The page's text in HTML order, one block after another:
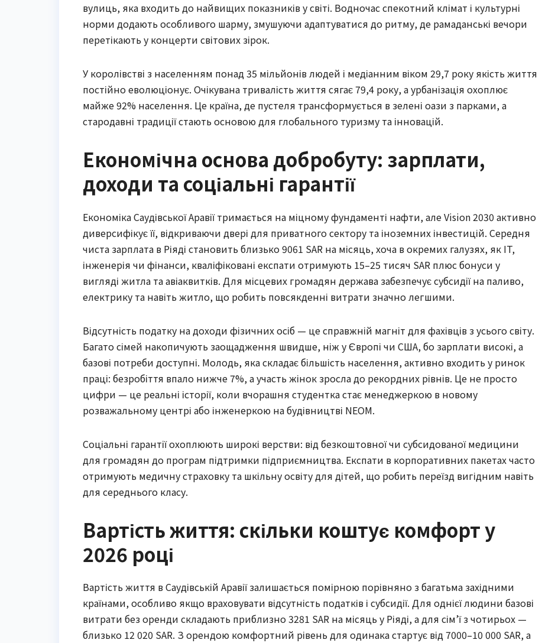
вулиць, яка входить до найвищих показників у світі. Водночас спекотний клімат і культурні
норми додають особливого шарму, змушуючи адаптуватися до ритму, де рамаданські вечори
перетікають у концерти світових зірок.
У королівстві з населенням понад 35 мільйонів людей і медіанним віком 29,7 року якість життя
постійно еволюціонує. Очікувана тривалість життя сягає 79,4 року, а урбанізація охоплює
майже 92% населення. Це країна, де пустеля трансформується в зелені оази з парками, а
стародавні традиції стають основою для глобального туризму та інновацій.
Економічна основа добробуту: зарплати,
доходи та соціальні гарантії
Економіка Саудівської Аравії тримається на міцному фундаменті нафти, але Vision 2030 активно
диверсифікує її, відкриваючи двері для приватного сектору та іноземних інвестицій. Середня
чиста зарплата в Ріяді становить близько 9061 SAR на місяць, хоча в окремих галузях, як IT,
інженерія чи фінанси, кваліфіковані експати отримують 15–25 тисяч SAR плюс бонуси у
вигляді житла та авіаквитків. Для місцевих громадян держава забезпечує субсидії на паливо,
електрику та навіть житло, що робить повсякденні витрати значно легшими.
Відсутність податку на доходи фізичних осіб — це справжній магніт для фахівців з усього світу.
Багато сімей накопичують заощадження швидше, ніж у Європі чи США, бо зарплати високі, а
базові потреби доступні. Молодь, яка складає більшість населення, активно входить у ринок
праці: безробіття впало нижче 7%, а участь жінок зросла до рекордних рівнів. Це не просто
цифри — це реальні історії, коли вчорашня студентка стає менеджеркою в новому
розважальному центрі або інженеркою на будівництві NEOM.
Соціальні гарантії охоплюють широкі верстви: від безкоштовної чи субсидованої медицини
для громадян до програм підтримки підприємництва. Експати в корпоративних пакетах часто
отримують медичну страховку та шкільну освіту для дітей, що робить переїзд вигідним навіть
для середнього класу.
Вартість життя: скільки коштує комфорт у
2026 році
Вартість життя в Саудівській Аравії залишається помірною порівняно з багатьма західними
країнами, особливо якщо враховувати відсутність податків і субсидії. Для однієї людини базові
витрати без оренди складають приблизно 3281 SAR на місяць у Ріяді, а для сім’ї з чотирьох —
близько 12 020 SAR. З орендою комфортний рівень для одинака стартує від 7000–10 000 SAR, а